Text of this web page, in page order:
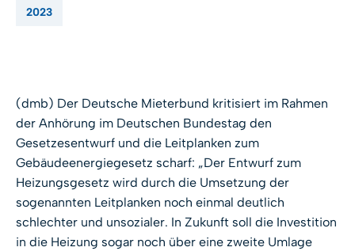
2023
(dmb) Der Deutsche Mieterbund kritisiert im Rahmen
der Anhörung im Deutschen Bundestag den
Gesetzesentwurf und die Leitplanken zum
Gebäudeenergiegesetz scharf: „Der Entwurf zum
Heizungsgesetz wird durch die Umsetzung der
sogenannten Leitplanken noch einmal deutlich
schlechter und unsozialer. In Zukunft soll die Investition
in die Heizung sogar noch über eine zweite Umlage